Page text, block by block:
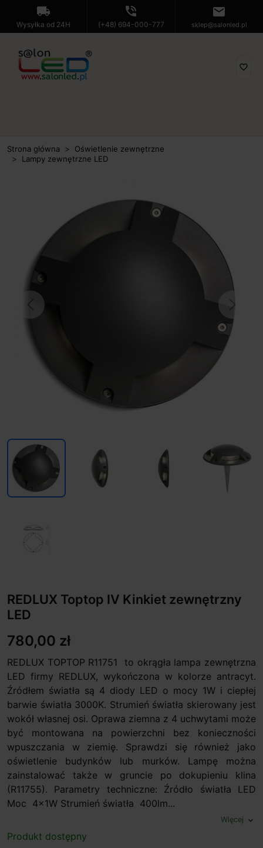
local_shipping
Wysyłka od 24H
phone_in_talk
(+48) 694-000-777
mail
sklep@salonled.pl
favorite_border
Strona główna
Oświetlenie zewnętrzne
Lampy zewnętrzne LED
Previous Next
REDLUX Toptop IV Kinkiet zewnętrzny
LED
780,00 zł
REDLUX TOPTOP R11751 to okrągła lampa zewnętrzna
LED firmy REDLUX, wykończona w kolorze antracyt.
Źródłem światła są 4 diody LED o mocy 1W i ciepłej
barwie światła 3000K. Strumień światła skierowany jest
wokół własnej osi. Oprawa ziemna z 4 uchwytami może
być montowana na powierzchni bez konieczności
wpuszczania w ziemię. Sprawdzi się również jako
oświetlenie budynków lub murków. Lampę można
zainstalować także w gruncie po dokupieniu klina
(R11755). Parametry techniczne: Źródło światła LED
Moc 4x1W Strumień światła 400lm...
Więcej expand_more
Produkt dostępny